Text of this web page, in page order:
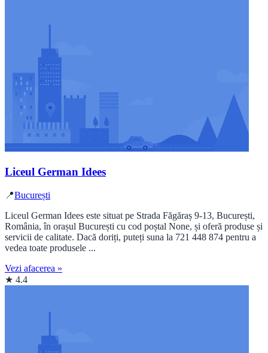
Liceul German Idees
📍București
Liceul German Idees este situat pe Strada Făgăraș 9-13, București,
România, în orașul București cu cod poștal None, și oferă produse și
servicii de calitate. Dacă doriți, puteți suna la 721 448 874 pentru a
vedea toate produsele ...
Vezi afacerea »
★ 4.4